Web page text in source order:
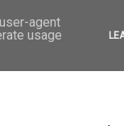
agent
usage